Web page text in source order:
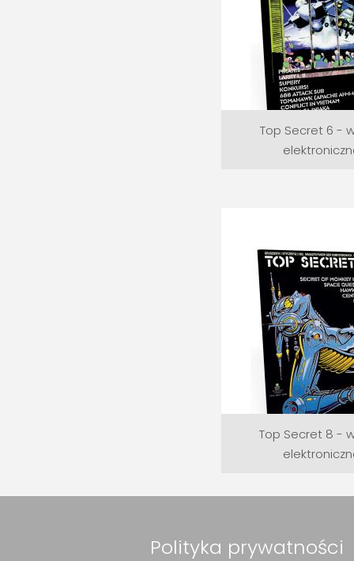
Top Secret 6 -
Top Secret 8 -
Polityka prywatności